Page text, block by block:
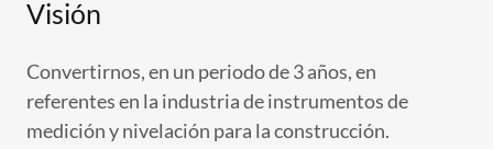
Visión
Convertirnos, en un periodo de 3 años, en
referentes en la industria de instrumentos de
medición y nivelación para la construcción.